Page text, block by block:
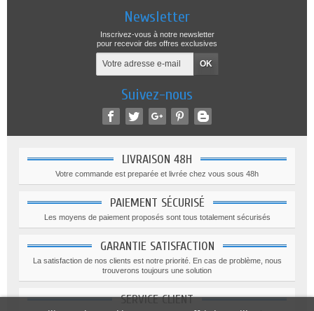
Newsletter
Inscrivez-vous à notre newsletter
pour recevoir des offres exclusives
Suivez-nous
LIVRAISON 48H
Votre commande est preparée et livrée chez vous sous 48h
PAIEMENT SÉCURISÉ
Les moyens de paiement proposés sont tous totalement sécurisés
GARANTIE SATISFACTION
La satisfaction de nos clients est notre priorité. En cas de problème, nous
trouverons toujours une solution
SERVICE CLIENT